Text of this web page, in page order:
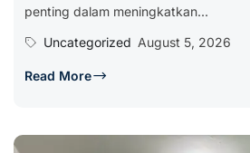
penting dalam meningkatkan...
Uncategorized August 5, 2026
Read More